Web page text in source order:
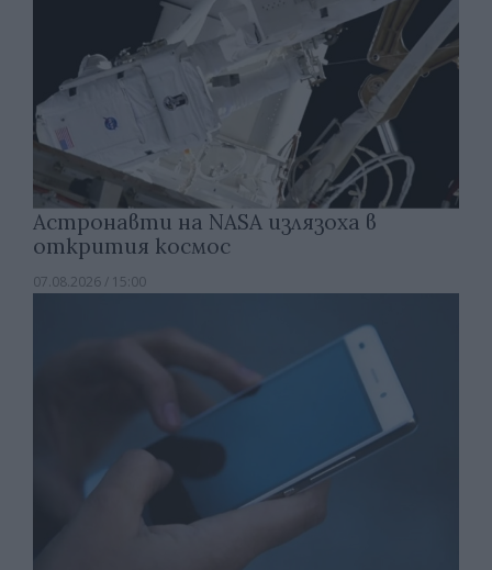
Астронавти на NASA излязоха в
открития космос
07.08.2026 / 15:00